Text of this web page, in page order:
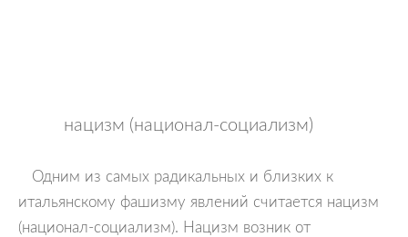
нацизм (национал-социализм)
Одним из самых радикальных и близких к
итальянскому фашизму явлений считается нацизм
(национал-социализм). Нацизм возник от